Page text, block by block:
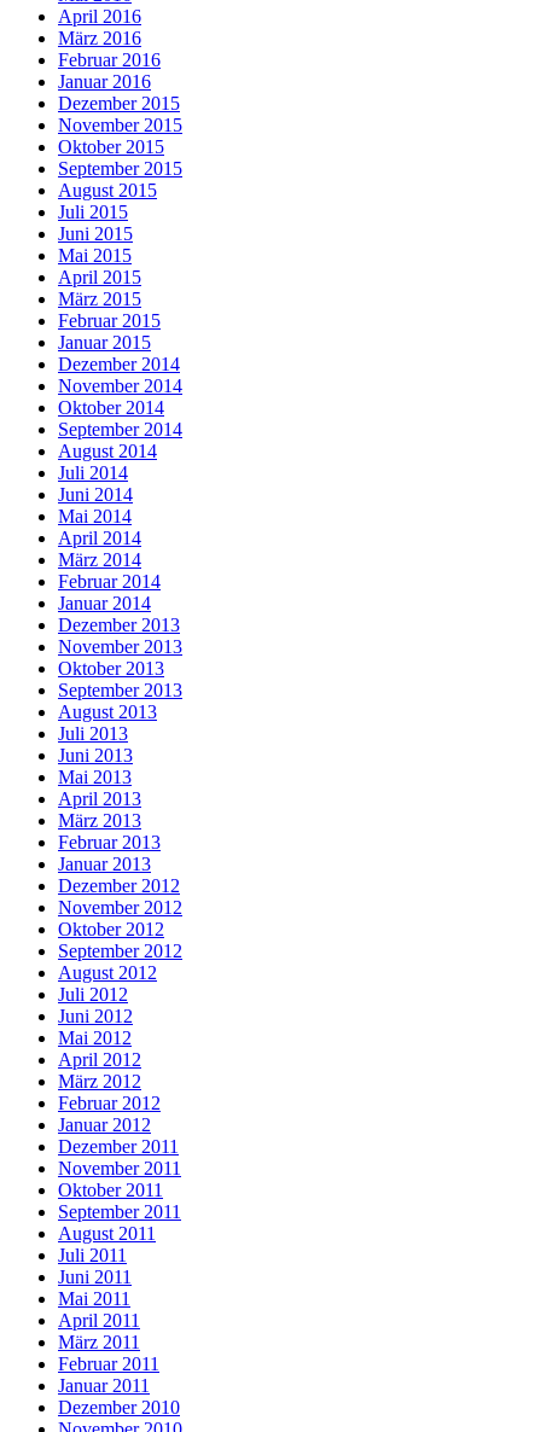
April 2016
März 2016
Februar 2016
Januar 2016
Dezember 2015
November 2015
Oktober 2015
September 2015
August 2015
Juli 2015
Juni 2015
Mai 2015
April 2015
März 2015
Februar 2015
Januar 2015
Dezember 2014
November 2014
Oktober 2014
September 2014
August 2014
Juli 2014
Juni 2014
Mai 2014
April 2014
März 2014
Februar 2014
Januar 2014
Dezember 2013
November 2013
Oktober 2013
September 2013
August 2013
Juli 2013
Juni 2013
Mai 2013
April 2013
März 2013
Februar 2013
Januar 2013
Dezember 2012
November 2012
Oktober 2012
September 2012
August 2012
Juli 2012
Juni 2012
Mai 2012
April 2012
März 2012
Februar 2012
Januar 2012
Dezember 2011
November 2011
Oktober 2011
September 2011
August 2011
Juli 2011
Juni 2011
Mai 2011
April 2011
März 2011
Februar 2011
Januar 2011
Dezember 2010